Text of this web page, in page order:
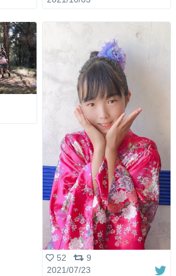
52
9
2021/07/23